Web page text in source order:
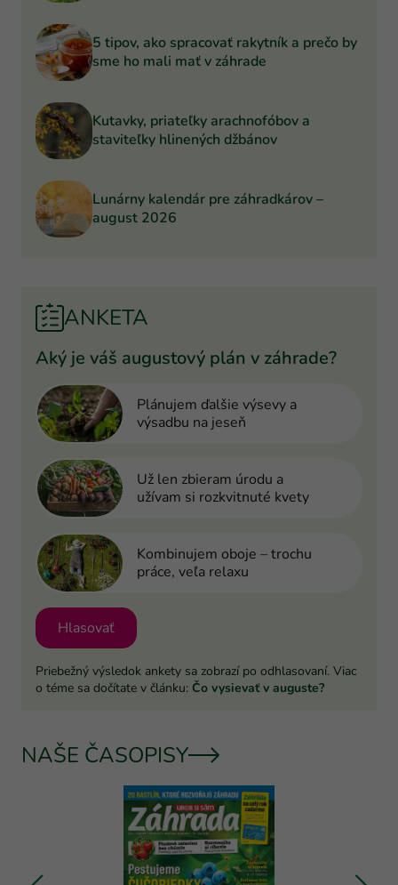
5 tipov, ako spracovať rakytník a prečo by
sme ho mali mať v záhrade
Kutavky, priateľky arachnofóbov a
staviteľky hlinených džbánov
Lunárny kalendár pre záhradkárov –
august 2026
ANKETA
Aký je váš augustový plán v záhrade?
Plánujem ďalšie výsevy a
výsadbu na jeseň
Už len zbieram úrodu a
užívam si rozkvitnuté kvety
Kombinujem oboje – trochu
práce, veľa relaxu
Hlasovať
Priebežný výsledok ankety sa zobrazí po odhlasovaní. Viac
o téme sa dočítate v článku: Čo vysievať v auguste?
NAŠE ČASOPISY